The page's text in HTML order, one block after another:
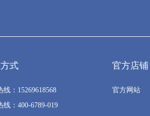
式
线：15269618568
线：400-6789-019
官方店铺
官方网站